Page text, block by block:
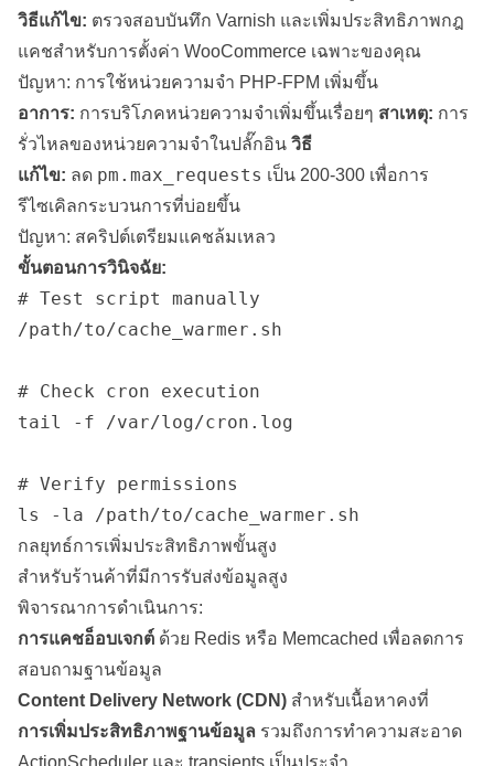
วิธีแก้ไข: ตรวจสอบบันทึก Varnish และเพิ่มประสิทธิภาพกฎ
แคชสำหรับการตั้งค่า WooCommerce เฉพาะของคุณ
ปัญหา: การใช้หน่วยความจำ PHP-FPM เพิ่มขึ้น
อาการ: การบริโภคหน่วยความจำเพิ่มขึ้นเรื่อยๆ สาเหตุ: การ
รั่วไหลของหน่วยความจำในปลั๊กอิน วิธี
แก้ไข: ลด pm.max_requests เป็น 200-300 เพื่อการ
รีไซเคิลกระบวนการที่บ่อยขึ้น
ปัญหา: สคริปต์เตรียมแคชล้มเหลว
ขั้นตอนการวินิจฉัย:
# Test script manually
/path/to/cache_warmer.sh
# Check cron execution
tail -f /var/log/cron.log
# Verify permissions
กลยุทธ์การเพิ่มประสิทธิภาพขั้นสูง
สำหรับร้านค้าที่มีการรับส่งข้อมูลสูง
พิจารณาการดำเนินการ:
การแคชอ็อบเจกต์ ด้วย Redis หรือ Memcached เพื่อลดการ
สอบถามฐานข้อมูล
Content Delivery Network (CDN) สำหรับเนื้อหาคงที่
การเพิ่มประสิทธิภาพฐานข้อมูล รวมถึงการทำความสะอาด
ActionScheduler และ transients เป็นประจำ